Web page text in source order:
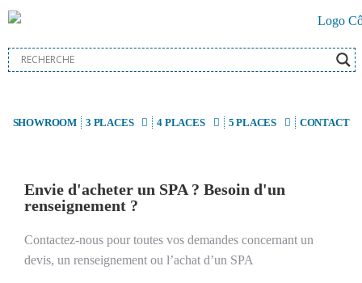
SHOWROOM 3 PLACES 4 PLACES 5 PLACES CONTACT
Envie d'acheter un SPA ? Besoin d'un
renseignement ?
Contactez-nous pour toutes vos demandes concernant un
devis, un renseignement ou l’achat d’un SPA